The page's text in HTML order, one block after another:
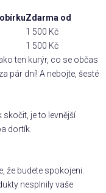
Zdarma od
1 500 Kč
1 500 Kč
ten kurýr, co se občas
pár dní! A nebojte, šesté
je to levnější
dortík.
že budete spokojeni.
nesplnily vaše